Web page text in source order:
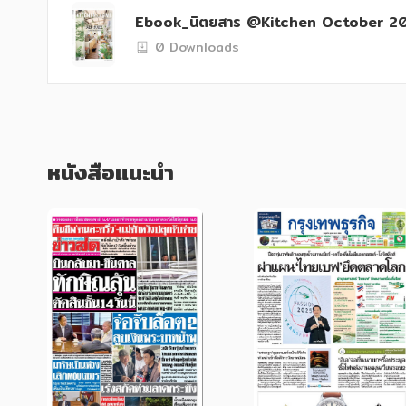
Ebook_นิตยสาร @Kitchen October
0 Downloads
หนังสือแนะนำ